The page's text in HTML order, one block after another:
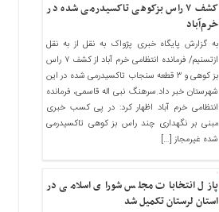
کشف ۷ راس بزکوهی تاکسیدرمی شده در
خرم‌آباد
به گزارش پایگاه خبری پژواک به نقل از به نقل
ازتسنیم/ فرمانده انتظامی خرم آباد از کشف ۷ راس
بز کوهی و ۳ قطعه سنجاب تاکسیدرمی شده در این
شهرستان خبر داد.سرهنگ نبی اله قاسمی، فرمانده
انتظامی خرم آباد اظهار کرد: در پی کسب خبری
مبنی بر نگهداری چند راس بز کوهی تاکسیدرمی
شده غیرمجاز […]
پازل انتخابات مجلس شورای اسلامی در
استان لرستان تکمیل شد